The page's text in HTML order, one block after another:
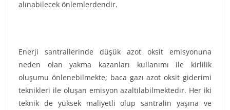
alınabilecek önlemlerdendir.
Enerji santrallerinde düşük azot oksit emisyonuna
neden olan yakma kazanları kullanımı ile kirlilik
oluşumu önlenebilmekte; baca gazı azot oksit giderimi
teknikleri ile oluşan emisyon azaltılabilmektedir. Her iki
teknik de yüksek maliyetli olup santralin yaşına ve